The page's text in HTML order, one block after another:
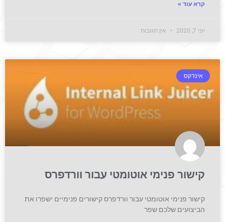
קרא עוד »
יוני 7, 2020 אין תגובות
אינדקס
קישור פנימי אוטומטי עבור וורדפרס
קישור פנימי אוטומטי עבור וורדפרס קישורים פנימיים ישפרו את
הביצועים שלכם שפר